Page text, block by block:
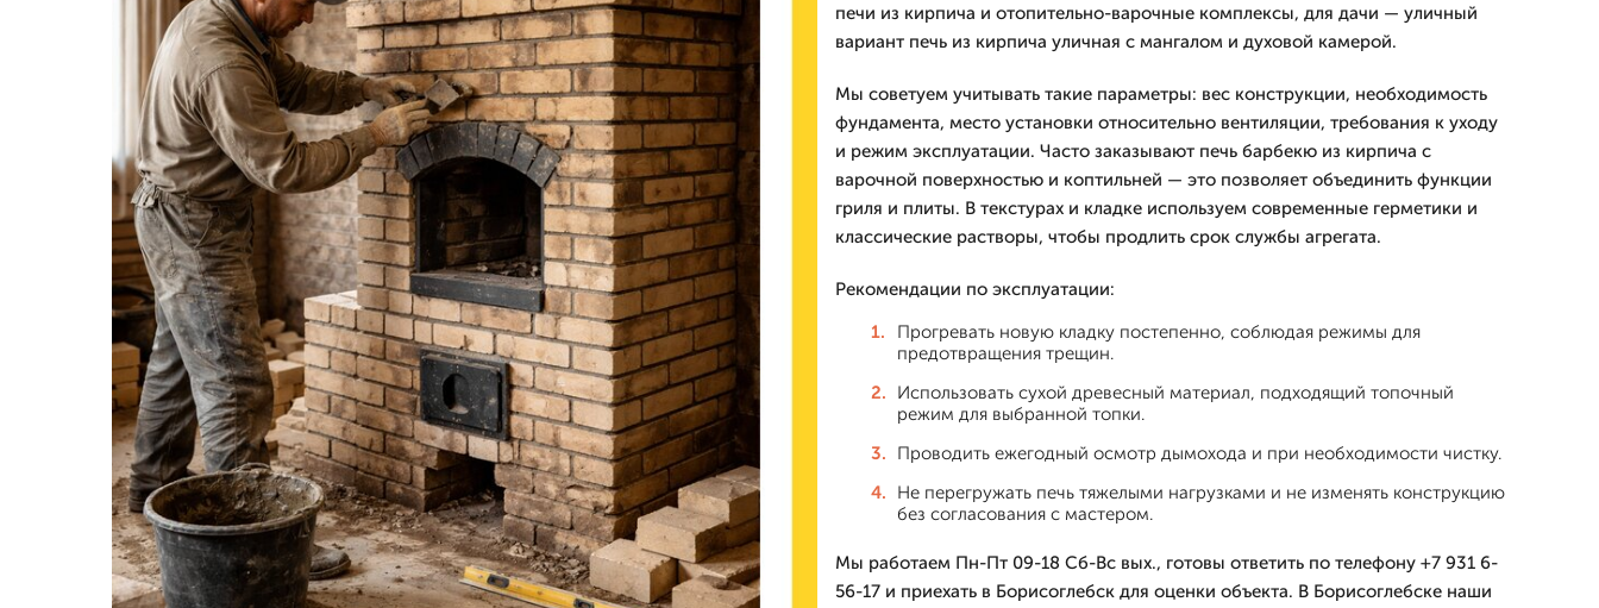
печи из кирпича и отопительно-варочные комплексы, для дачи — уличный
вариант печь из кирпича уличная с мангалом и духовой камерой.
Мы советуем учитывать такие параметры: вес конструкции, необходимость
фундамента, место установки относительно вентиляции, требования к уходу
и режим эксплуатации. Часто заказывают печь барбекю из кирпича с
варочной поверхностью и коптильней — это позволяет объединить функции
гриля и плиты. В текстурах и кладке используем современные герметики и
классические растворы, чтобы продлить срок службы агрегата.
Рекомендации по эксплуатации:
Прогревать новую кладку постепенно, соблюдая режимы для
предотвращения трещин.
Использовать сухой древесный материал, подходящий топочный
режим для выбранной топки.
Проводить ежегодный осмотр дымохода и при необходимости чистку.
Не перегружать печь тяжелыми нагрузками и не изменять конструкцию
без согласования с мастером.
Мы работаем Пн-Пт 09-18 Сб-Вс вых., готовы ответить по телефону +7 931 6-
56-17 и приехать в Борисоглебск для оценки объекта. В Борисоглебске наши